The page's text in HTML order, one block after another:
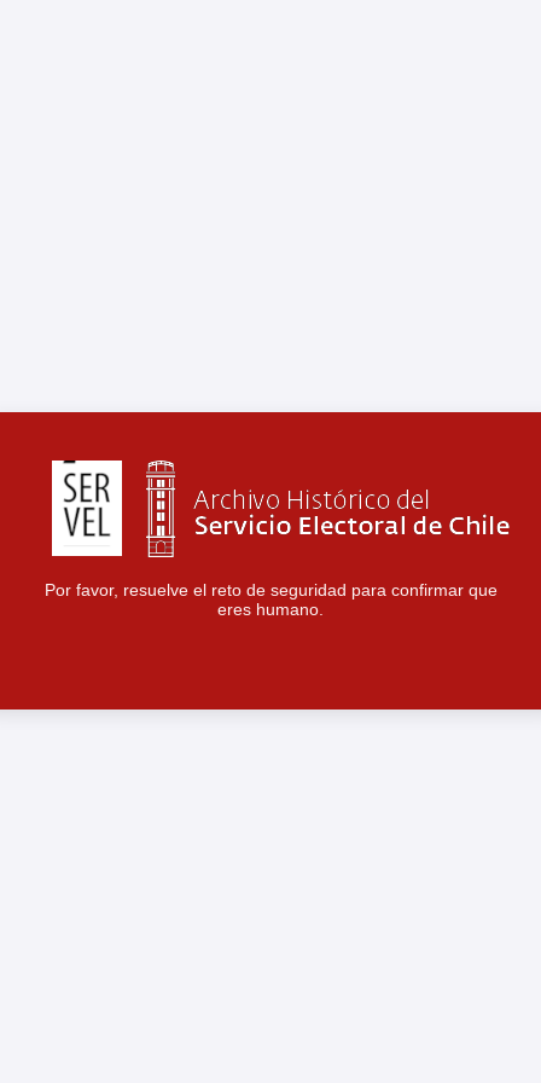
Por favor, resuelve el reto de seguridad para confirmar que
eres humano.